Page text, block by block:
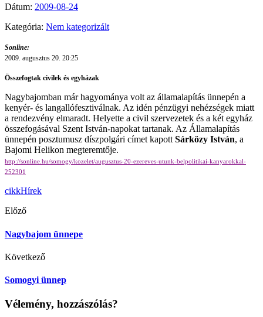
Dátum: 2009-08-24
Kategória: Nem kategorizált
Sonline:
2009. augusztus 20. 20:25
Összefogtak civilek és egyházak
Nagybajomban már hagyománya volt az államalapítás ünnepén a
kenyér- és langallófesztiválnak. Az idén pénzügyi nehézségek miatt
a rendezvény elmaradt. Helyette a civil szervezetek és a két egyház
összefogásával Szent István-napokat tartanak. Az Államalapítás
ünnepén posztumusz díszpolgári címet kapott Sárközy István, a
Bajomi Helikon megteremtője.
http://sonline.hu/somogy/kozelet/augusztus-20-ezereves-utunk-belpolitikai-kanyarokkal-
252301
cikkHírek
Előző
Nagybajom ünnepe
Következő
Somogyi ünnep
Vélemény, hozzászólás?